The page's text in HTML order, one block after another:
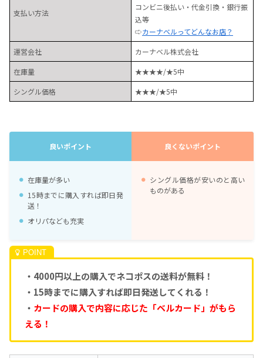
支払い方法
コンビニ後払い・代金引換・銀行振
込等
⇨カーナベルってどんなお店？
運営会社
カーナベル株式会社
在庫量
★★★★/★5中
シングル価格
★★★/★5中
良いポイント 良くないポイント
在庫量が多い
15時までに購入すれば即日発
送！
オリパなども充実
シングル価格が安いのと高い
ものがある
・4000円以上の購入でネコポスの送料が無料！
・15時までに購入すれば即日発送してくれる！
・ カードの購入で内容に応じた「ベルカード」がもら
える！